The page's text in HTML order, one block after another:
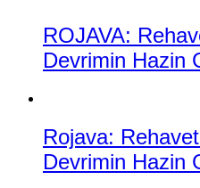
ROJAVA:
Devrimin Hazin
Rojava:
Devrimin Hazin